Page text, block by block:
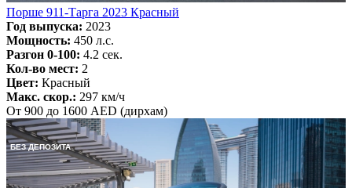
Порше 911-Тарга 2023 Красный
Год выпуска: 2023
Мощность: 450 л.с.
Разгон 0-100: 4.2 сек.
Кол-во мест: 2
Цвет: Красный
Макс. скор.: 297 км/ч
От 900 до 1600 AED (дирхам)
БЕЗ ДЕПОЗИТА